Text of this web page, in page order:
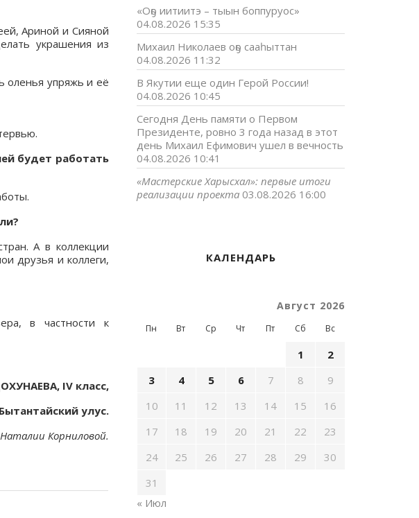
Ариной и Сияной
украшения из
оленья упряжь и её
будет работать
А в коллекции
друзья и коллеги,
в частности к
IV класс,
улус.
Корниловой.
«Оҕо иитиитэ – тыын боппуруос»
04.08.2026 15:35
Михаил Николаев оҕо сааһыттан
04.08.2026 11:32
В Якутии еще один Герой России!
04.08.2026 10:45
Сегодня День памяти о Первом
Президенте, ровно 3 года назад в этот
день Михаил Ефимович ушел в вечность
04.08.2026 10:41
«Мастерские Харысхал»: первые итоги
реализации проекта 03.08.2026 16:00
КАЛЕНДАРЬ
Август 2026
Пн Вт Ср Чт Пт Сб Вс
1
2
3
4 5 6 7 8
9
10
11 12 13 14 15
16
17
18 19 20 21 22
23
24
25 26 27 28 29
30
31
« Июл